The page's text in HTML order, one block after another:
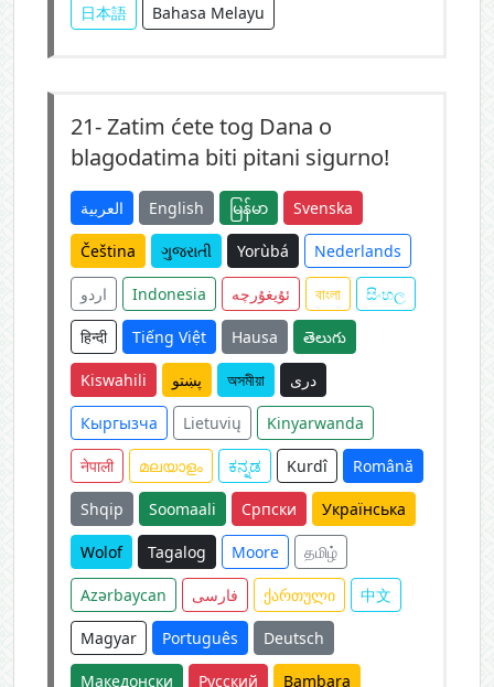
日本語 Bahasa Melayu
21-Zatim ćete tog Dana o
blagodatima biti pitani sigurno!
العربية English မြန်မာ Svenska
Čeština ગુજરાતી Yorùbá Nederlands
اردو Indonesia ئۇيغۇرچە বাংলা සිංහල
हिन्दी Tiếng Việt Hausa తెలుగు
Kiswahili پښتو অসমীয়া دری
Кыргызча Lietuvių Kinyarwanda
नेपाली മലയാളം ಕನ್ನಡ Kurdî Română
Shqip Soomaali Српски Українська
Wolof Tagalog Moore தமிழ்
Azərbaycan فارسی ქართული 中文
Magyar Português Deutsch
Македонски Русский Bambara